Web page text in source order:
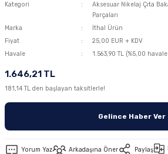
Yakıt Pompası, Yakıt Hatları
Kategori Aksesuar Nikelaj Çıta
Parçaları
Marka
İthal Ürün
Fiyat
25,00 EUR + KDV
Havale
1.563,90 TL (%5,00
1.646,21 TL
181,14 TL den başlayan taksitlerle!
Gelince Haber Ver
Yorum Yaz Arkadaşına Öner Paylaş